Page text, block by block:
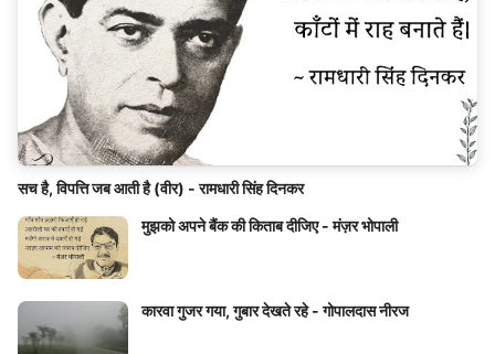
सच है, विपत्ति जब आती है (वीर) - रामधारी सिंह दिनकर
मुझको अपने बैंक की किताब दीजिए - मंज़र भोपाली
कारवा गुजर गया, गुबार देखते रहे - गोपालदास नीरज